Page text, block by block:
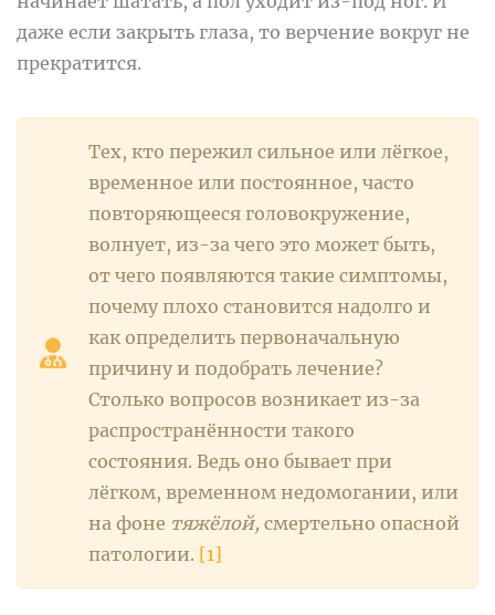
даже если закрыть глаза, то верчение вокруг не
прекратится.
Тех, кто пережил сильное или лёгкое,
временное или постоянное, часто
повторяющееся головокружение,
волнует, из-за чего это может быть,
от чего появляются такие симптомы,
почему плохо становится надолго и
как определить первоначальную
причину и подобрать лечение?
Столько вопросов возникает из-за
распространённости такого
состояния. Ведь оно бывает при
лёгком, временном недомогании, или
на фоне тяжёлой, смертельно опасной
патологии. [1]